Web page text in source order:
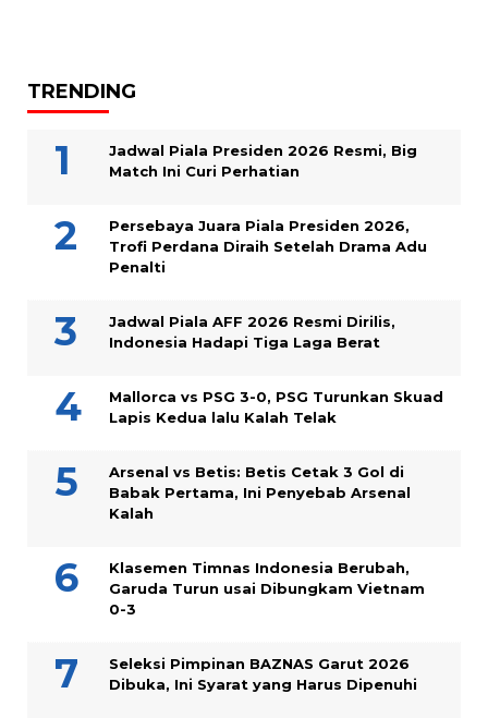
TRENDING
Jadwal Piala Presiden 2026 Resmi, Big
Match Ini Curi Perhatian
Persebaya Juara Piala Presiden 2026,
Trofi Perdana Diraih Setelah Drama Adu
Penalti
Jadwal Piala AFF 2026 Resmi Dirilis,
Indonesia Hadapi Tiga Laga Berat
Mallorca vs PSG 3-0, PSG Turunkan Skuad
Lapis Kedua lalu Kalah Telak
Arsenal vs Betis: Betis Cetak 3 Gol di
Babak Pertama, Ini Penyebab Arsenal
Kalah
Klasemen Timnas Indonesia Berubah,
Garuda Turun usai Dibungkam Vietnam
0-3
Seleksi Pimpinan BAZNAS Garut 2026
Dibuka, Ini Syarat yang Harus Dipenuhi